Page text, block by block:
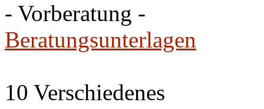
- Vorberatung -
Beratungsunterlagen
10 Verschiedenes